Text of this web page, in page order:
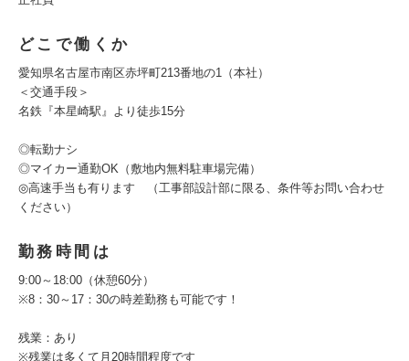
どこで働くか
愛知県名古屋市南区赤坪町213番地の1（本社）
＜交通手段＞
名鉄『本星崎駅』より徒歩15分
◎転勤ナシ
◎マイカー通勤OK（敷地内無料駐車場完備）
◎高速手当も有ります （工事部設計部に限る、条件等お問い合わせ
ください）
勤務時間は
9:00～18:00（休憩60分）
※8：30～17：30の時差勤務も可能です！
残業：あり
※残業は多くて月20時間程度です